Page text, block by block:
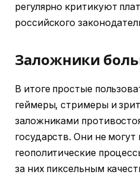
регулярно критикуют
российского
Заложники
В итоге простые
геймеры, стримеры и
заложниками
государств. Они не могут
геополитические
за них пиксельным